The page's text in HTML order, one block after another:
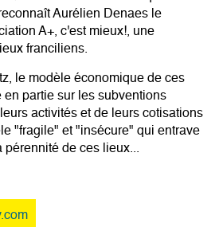
Aurélien Denaes le
A+, c'est mieux!, une
franciliens.
le modèle économique de ces
partie sur les subventions
activités et de leurs cotisations
"fragile" et "insécure" qui entrave
pérennité de ces lieux...